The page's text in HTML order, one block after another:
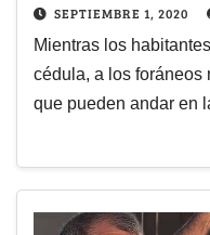
SEPTIEMBRE 1, 2020
Mientras los
cédula, a los foráneos
que pueden andar en